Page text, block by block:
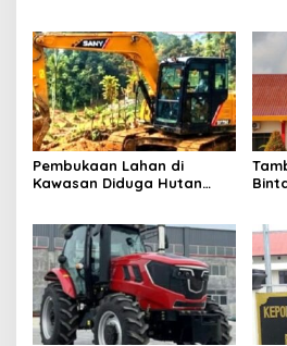
Pembukaan Lahan di
Kawasan Diduga Hutan